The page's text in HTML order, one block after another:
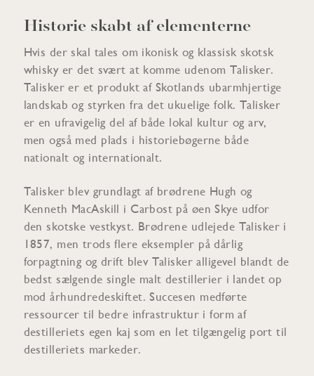
Historie skabt af elementerne
Hvis der skal tales om ikonisk og klassisk skotsk
whisky er det svært at komme udenom Talisker.
Talisker er et produkt af Skotlands ubarmhjertige
landskab og styrken fra det ukuelige folk. Talisker
er en ufravigelig del af både lokal kultur og arv,
men også med plads i historiebøgerne både
nationalt og internationalt.
Talisker blev grundlagt af brødrene Hugh og
Kenneth MacAskill i Carbost på øen Skye udfor
den skotske vestkyst. Brødrene udlejede Talisker i
1857, men trods flere eksempler på dårlig
forpagtning og drift blev Talisker alligevel blandt de
bedst sælgende single malt destillerier i landet op
mod århundredeskiftet. Succesen medførte
ressourcer til bedre infrastruktur i form af
destilleriets egen kaj som en let tilgængelig port til
destilleriets markeder.